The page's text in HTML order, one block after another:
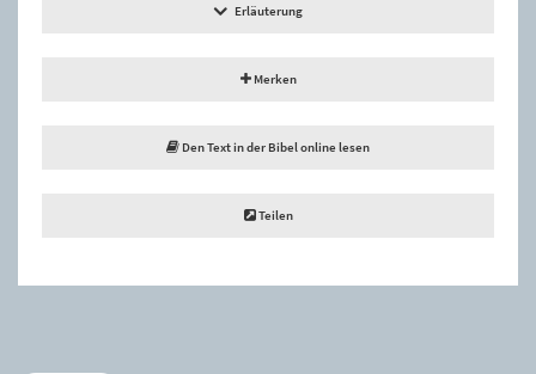
Erläuterung
Merken
Den Text in der Bibel online lesen
Teilen